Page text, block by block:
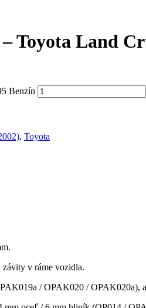
Land
Benzín
, Toyota
závity v ráme vozidla.
/ OPAK020 / OPAK020a),